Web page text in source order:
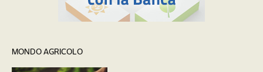
MONDO AGRICOLO